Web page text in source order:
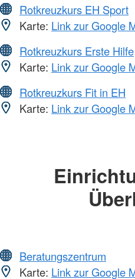
Rotkreuzkurs EH Sport
Karte: Link zur Google
Rotkreuzkurs Erste Hilfe
Karte: Link zur Google
Rotkreuzkurs Fit in EH
Karte: Link zur Google
Beratungszentrum
Karte: Link zur Google